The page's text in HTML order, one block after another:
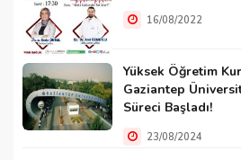
16/08/2022
Yüksek Öğretim
Gaziantep
Süreci Başladı!
23/08/2024